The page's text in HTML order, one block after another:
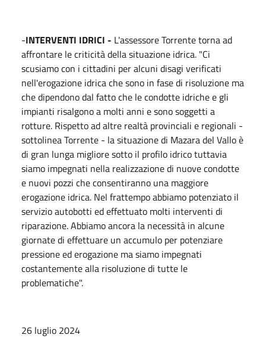
-INTERVENTI IDRICI - L'assessore Torrente torna ad
affrontare le criticità della situazione idrica. "Ci
scusiamo con i cittadini per alcuni disagi verificati
nell'erogazione idrica che sono in fase di risoluzione ma
che dipendono dal fatto che le condotte idriche e gli
impianti risalgono a molti anni e sono soggetti a
rotture. Rispetto ad altre realtà provinciali e regionali -
sottolinea Torrente - la situazione di Mazara del Vallo è
di gran lunga migliore sotto il profilo idrico tuttavia
siamo impegnati nella realizzazione di nuove condotte
e nuovi pozzi che consentiranno una maggiore
erogazione idrica. Nel frattempo abbiamo potenziato il
servizio autobotti ed effettuato molti interventi di
riparazione. Abbiamo ancora la necessità in alcune
giornate di effettuare un accumulo per potenziare
pressione ed erogazione ma siamo impegnati
costantemente alla risoluzione di tutte le
problematiche".
26 luglio 2024